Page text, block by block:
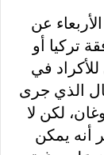
عن
تركيا أو
في
الذي جرى
لكن لا
أنه يمكن